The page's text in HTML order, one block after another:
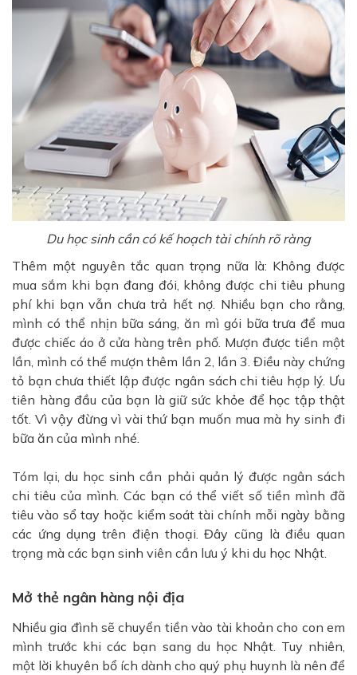
Du học sinh cần có kế hoạch tài chính rõ ràng
Thêm một nguyên tắc quan trọng nữa là: Không được
mua sắm khi bạn đang đói, không được chi tiêu phung
phí khi bạn vẫn chưa trả hết nợ. Nhiều bạn cho rằng,
mình có thể nhịn bữa sáng, ăn mì gói bữa trưa để mua
được chiếc áo ở cửa hàng trên phố. Mượn được tiền một
lần, mình có thể mượn thêm lần 2, lần 3. Điều này chứng
tỏ bạn chưa thiết lập được ngân sách chi tiêu hợp lý. Ưu
tiên hàng đầu của bạn là giữ sức khỏe để học tập thật
tốt. Vì vậy đừng vì vài thứ bạn muốn mua mà hy sinh đi
bữa ăn của mình nhé.
Tóm lại, du học sinh cần phải quản lý được ngân sách
chi tiêu của mình. Các bạn có thể viết số tiền mình đã
tiêu vào sổ tay hoặc kiểm soát tài chính mỗi ngày bằng
các ứng dụng trên điện thoại. Đây cũng là điều quan
trọng mà các bạn sinh viên cần lưu ý khi du học Nhật.
Mở thẻ ngân hàng nội địa
Nhiều gia đình sẽ chuyển tiền vào tài khoản cho con em
mình trước khi các bạn sang du học Nhật. Tuy nhiên,
một lời khuyên bổ ích dành cho quý phụ huynh là nên để